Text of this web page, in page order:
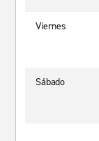
Viernes
Sábado